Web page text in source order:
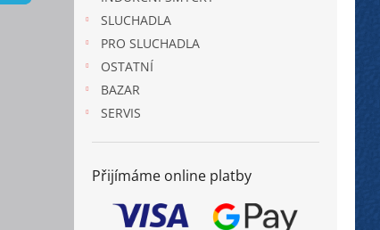
SLUCHADLA
PRO SLUCHADLA
OSTATNÍ
BAZAR
SERVIS
Přijímáme online platby